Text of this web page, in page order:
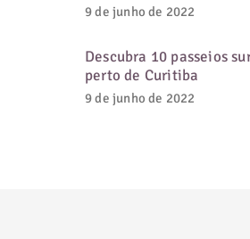
9 de junho de 2022
Descubra 10 passeios
perto de Curitiba
9 de junho de 2022